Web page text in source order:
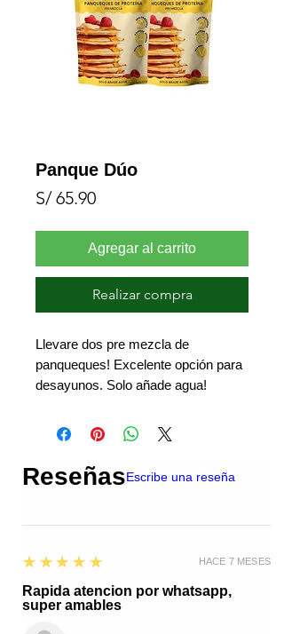
Panque Dúo
S/ 65.90Precio
Agregar al carrito
Realizar compra
Llevare dos pre mezcla de
panqueques! Excelente opción para
desayunos. Solo añade agua!
ReseñasEscribe una reseña
5
★★★★★
Rapida atencion por whatsapp,
super amables
HACE 7 MESES